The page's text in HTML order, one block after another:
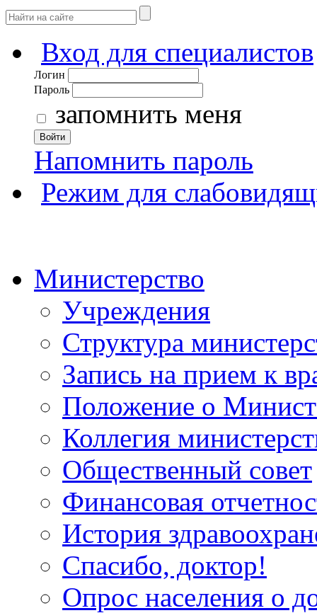
Вход для специалистов
Логин
Пароль
запомнить меня
Войти
Напомнить пароль
Режим для
Министерство
Учреждения
Структура
Запись на прием к
Положение о
Коллегия
Общественный совет
Финансовая
История
Спасибо, доктор!
Опрос населения о